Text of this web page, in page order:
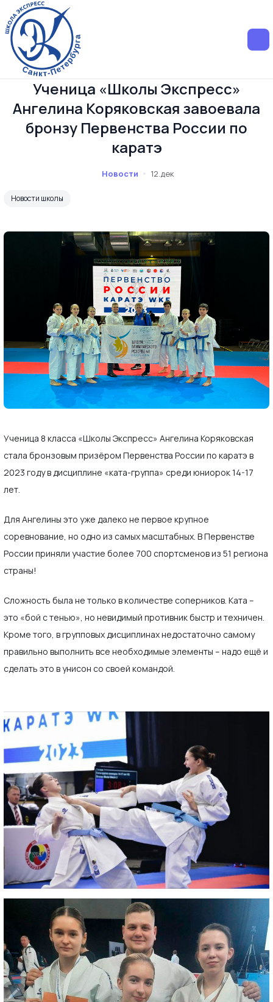
Ученица «Школы Экспресс»
Ангелина Коряковская завоевала
бронзу Первенства России по
каратэ
Новости 12.дек
Новости школы
Ученица 8 класса «Школы Экспресс» Ангелина Коряковская
стала бронзовым призёром Первенства России по каратэ в
2023 году в дисциплине «ката-группа» среди юниорок 14-17
лет.
Для Ангелины это уже далеко не первое крупное
соревнование, но одно из самых масштабных. В Первенстве
России приняли участие более 700 спортсменов из 51 региона
страны!
Сложность была не только в количестве соперников. Ката –
это «бой с тенью», но невидимый противник быстр и техничен.
Кроме того, в групповых дисциплинах недостаточно самому
правильно выполнить все необходимые элементы – надо ещё и
сделать это в унисон со своей командой.